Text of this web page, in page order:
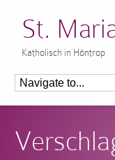
St.
Katholisch in Höntrop